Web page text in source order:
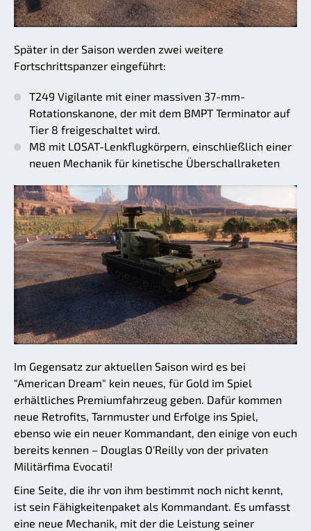
Später in der Saison werden zwei weitere
Fortschrittspanzer eingeführt:
T249 Vigilante mit einer massiven 37-mm-
Rotationskanone, der mit dem BMPT Terminator auf
Tier 8 freigeschaltet wird.
M8 mit LOSAT-Lenkflugkörpern, einschließlich einer
neuen Mechanik für kinetische Überschallraketen
Im Gegensatz zur aktuellen Saison wird es bei
"American Dream" kein neues, für Gold im Spiel
erhältliches Premiumfahrzeug geben. Dafür kommen
neue Retrofits, Tarnmuster und Erfolge ins Spiel,
ebenso wie ein neuer Kommandant, den einige von euch
bereits kennen – Douglas O'Reilly von der privaten
Militärfima Evocati!
Eine Seite, die ihr von ihm bestimmt noch nicht kennt,
ist sein Fähigkeitenpaket als Kommandant. Es umfasst
eine neue Mechanik, mit der die Leistung seiner